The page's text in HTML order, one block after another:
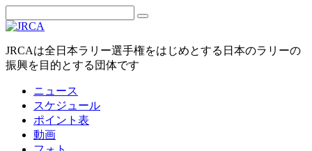
JRCAは全日本ラリー選手権をはじめとする日本のラリーの
振興を目的とする団体です
ニュース
スケジュール
ポイント表
動画